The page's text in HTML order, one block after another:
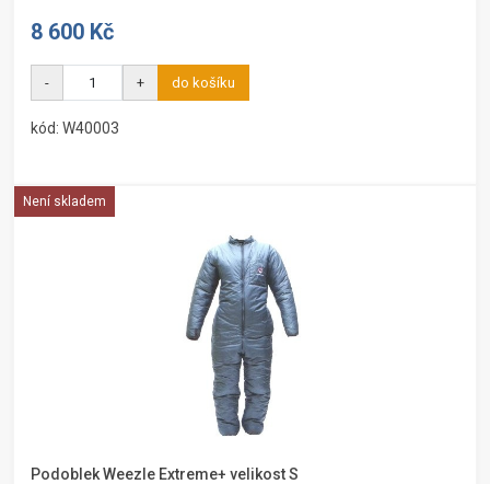
8 600 Kč
- + do košíku
kód: W40003
Není skladem
Podoblek Weezle Extreme+ velikost S